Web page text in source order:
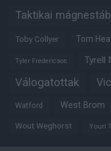
Taktikai
Toby Collyer Tom
Tyler Fredericson Tyrell
Válogatottak
Watford West Brom
Wout Weghorst Youri